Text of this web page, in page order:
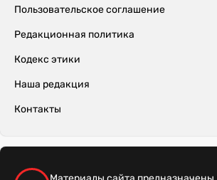
Пользовательское соглашение
Редакционная политика
Кодекс этики
Наша редакция
Контакты